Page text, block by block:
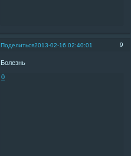
Поделиться 9
2013-02-16 02:40:01
Болезнь
0